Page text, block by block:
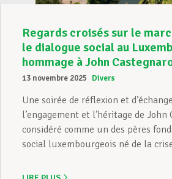
Regards croisés sur le
le dialogue social au
hommage à John
13 novembre 2025 Divers
Une soirée de réflexion et
l’engagement et l’héritage de John
considéré comme un des pères
social luxembourgeois né de la